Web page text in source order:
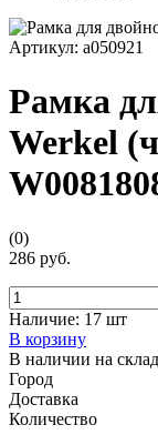
Артикул: a050921
Рамка
Werkel
(0)
286 руб.
Наличие: 17 шт
В корзину
В наличии на
Город
Доставка
Количество